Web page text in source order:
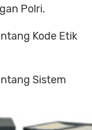
Polri.
Kode Etik
Sistem